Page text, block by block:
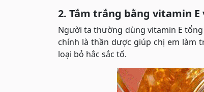
2. Tắm trắng bằng vitamin
Người ta thường dùng vitamin E
chính là thần dược giúp chị em làm
loại bỏ hắc sắc tố.